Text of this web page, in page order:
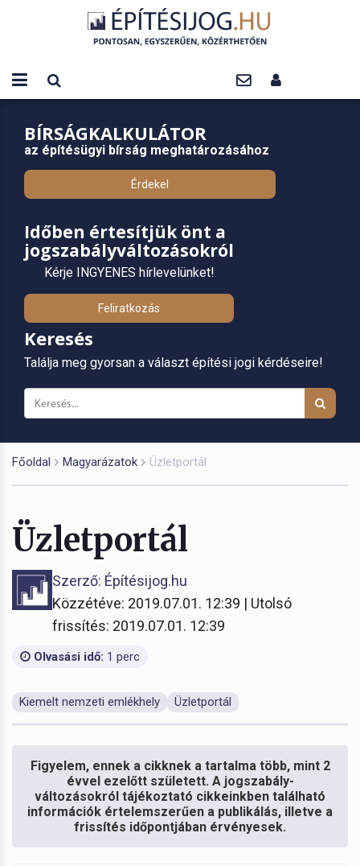
BÍRSÁGKALKULÁTOR
az építésügyi bírság meghatározásához
Érdekel
Időben értesítjük önt a
jogszabályváltozásokról
Kérje INGYENES hírlevelünket!
Feliratkozás
Keresés
Találja meg gyorsan a választ építési jogi kérdéseire!
Főoldal Magyarázatok Üzletportál
Üzletportál
Szerző: Építésijog.hu
Közzétéve: 2019.07.01. 12:39 | Utolsó
frissítés: 2019.07.01. 12:39
Olvasási idő: 1 perc
Kiemelt nemzeti emlékhely Üzletportál
Figyelem, ennek a cikknek a tartalma több, mint 2
évvel ezelőtt született. A jogszabály-
változásokról tájékoztató cikkeinkben található
információk értelemszerűen a publikálás, illetve a
frissítés időpontjában érvényesek.